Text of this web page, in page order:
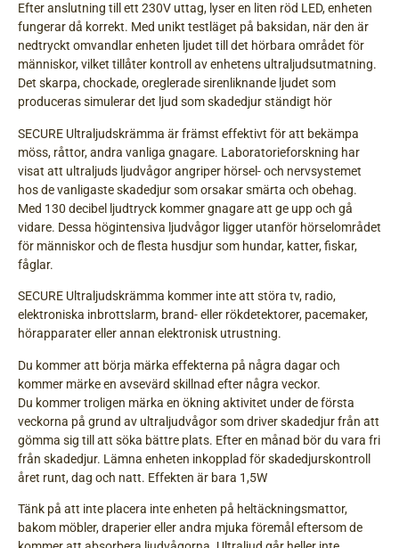
Efter anslutning till ett 230V uttag, lyser en liten röd LED, enheten
fungerar då korrekt. Med unikt testläget på baksidan, när den är
nedtryckt omvandlar enheten ljudet till det hörbara området för
människor, vilket tillåter kontroll av enhetens ultraljudsutmatning.
Det skarpa, chockade, oreglerade sirenliknande ljudet som
produceras simulerar det ljud som skadedjur ständigt hör
SECURE Ultraljudskrämma är främst effektivt för att bekämpa
möss, råttor, andra vanliga gnagare. Laboratorieforskning har
visat att ultraljuds ljudvågor angriper hörsel- och nervsystemet
hos de vanligaste skadedjur som orsakar smärta och obehag.
Med 130 decibel ljudtryck kommer gnagare att ge upp och gå
vidare. Dessa högintensiva ljudvågor ligger utanför hörselområdet
för människor och de flesta husdjur som hundar, katter, fiskar,
fåglar.
SECURE Ultraljudskrämma kommer inte att störa tv, radio,
elektroniska inbrottslarm, brand- eller rökdetektorer, pacemaker,
hörapparater eller annan elektronisk utrustning.
Du kommer att börja märka effekterna på några dagar och
kommer märke en avsevärd skillnad efter några veckor.
Du kommer troligen märka en ökning aktivitet under de första
veckorna på grund av ultraljudvågor som driver skadedjur från att
gömma sig till att söka bättre plats. Efter en månad bör du vara fri
från skadedjur. Lämna enheten inkopplad för skadedjurskontroll
året runt, dag och natt. Effekten är bara 1,5W
Tänk på att inte placera inte enheten på heltäckningsmattor,
bakom möbler, draperier eller andra mjuka föremål eftersom de